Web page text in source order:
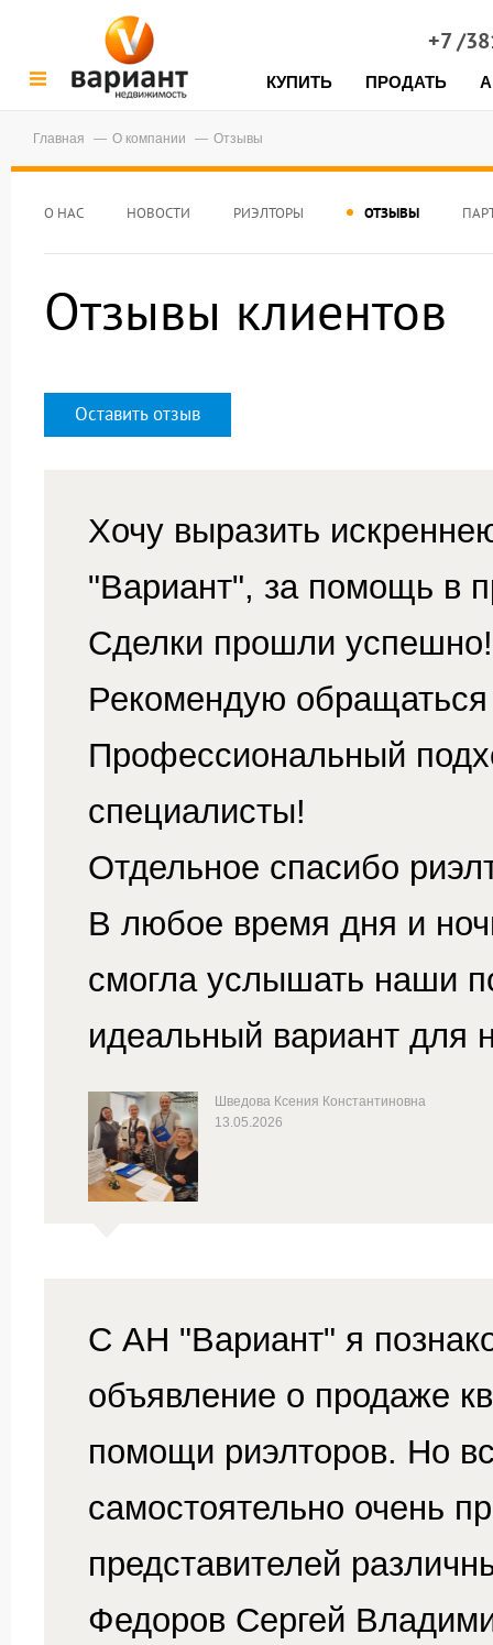
+7 /
КУПИТЬ ПРОДАТЬ
Главная О компании Отзывы
О НАС НОВОСТИ РИЭЛТОРЫ ОТЗЫВЫ
Отзывы клиентов
Оставить отзыв
Хочу выразить
"Вариант", за помощь в
Сделки прошли успешно!
Рекомендую
Профессиональный
специалисты!
Отдельное спасибо
В любое время дня и
смогла услышать наши
идеальный вариант для
Шведова Ксения Константиновна
13.05.2026
С АН "Вариант" я
объявление о продаже
помощи риэлторов. Но
самостоятельно очень
представителей
Федоров Сергей